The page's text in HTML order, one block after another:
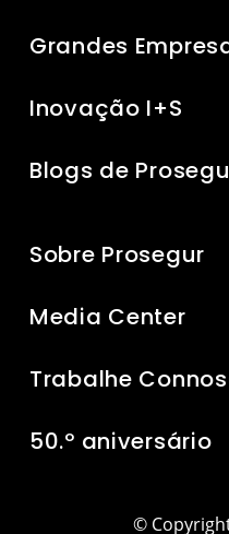
Grandes
Inovação I+S
Blogs de
Sobre Prosegur
Media Center
Trabalhe
50.º aniversário
©